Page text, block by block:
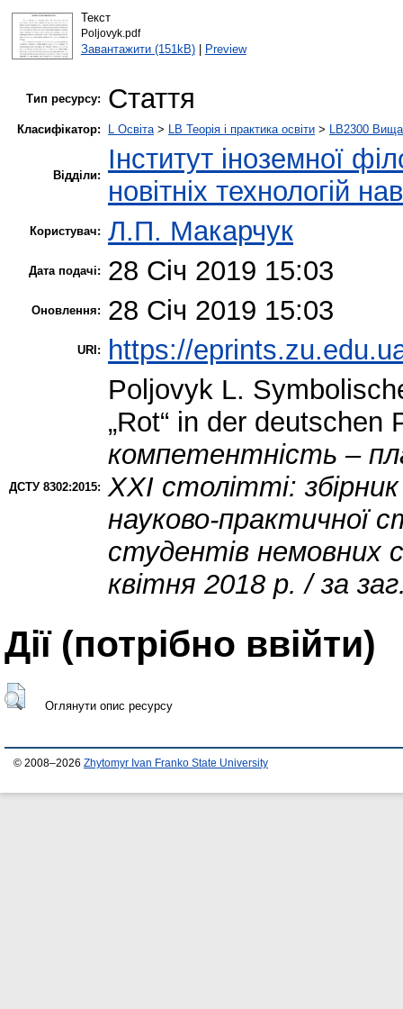
Текст
Poljovyk.pdf
Завантажити (151kB)| Preview
Тип ресурсу: Стаття
Класифікатор: L Освіта> LB Теорія і практика освіти > LB2300 Вища
Відділи:
Інститут іноземної
новітніх технологій
Користувач: Л.П. Макарчук
Дата подачі: 28 Січ 2019 15:03
Оновлення: 28 Січ 2019 15:03
URI: https://
ДСТУ 8302:2015:
Poljovyk L.
„Rot“ in der
компетентність –
ХХІ столітті:
науково-практичної
студентів немовних
квітня 2018 р. / за
Дії ​​(потрібно ввійти)
Оглянути опис ресурсу
© 2008–2026 Zhytomyr Ivan Franko State University